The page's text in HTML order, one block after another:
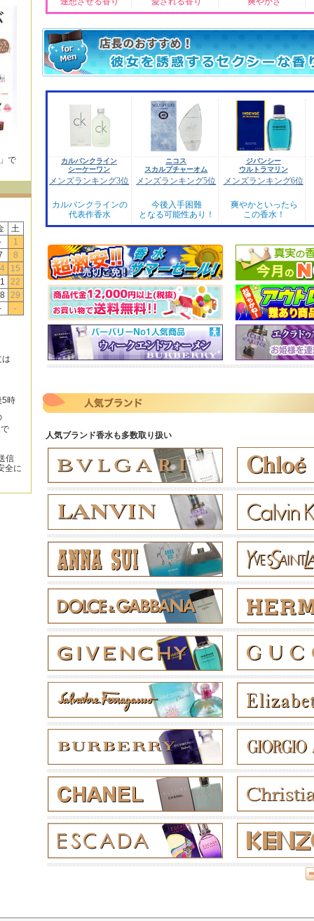
カルバンクライン
シーケーワン
メンズランキング3位
カルバンクラインの
代表作香水
ニコス
スカルプチャーオム
メンズランキング5位
今後入手困難
となる可能性あり！
ジバンシー
ウルトラマリン
メンズランキング6位
爽やかといったら
この香水！
人気ブランド香水も多数取り扱い
で
土
1
8
15
22
29
-
5時
信
全に